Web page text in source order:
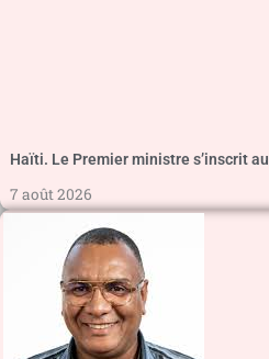
Haïti. Le Premier ministre s’inscrit
7 août 2026